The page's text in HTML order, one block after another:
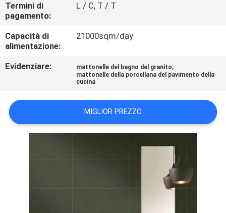
CHIEDI UN
PREVENTIVO
MAPPA
SITO
POLITICA
Termini di
pagamento:
L / C, T / T
Capacità di
alimentazione:
21000sqm/day
Evidenziare: mattonelle del bagno del granito,
mattonelle della porcellana del pavimento della
cucina
MIGLIOR PREZZO